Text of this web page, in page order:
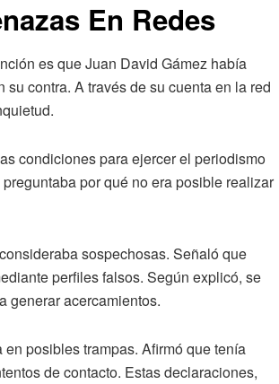
En Redes
es que Juan David Gámez había
contra. A través de su cuenta en la red
condiciones para ejercer el periodismo
por qué no era posible realizar
sospechosas. Señaló que
perfiles falsos. Según explicó, se
generar acercamientos.
posibles trampas. Afirmó que tenía
de contacto. Estas declaraciones,